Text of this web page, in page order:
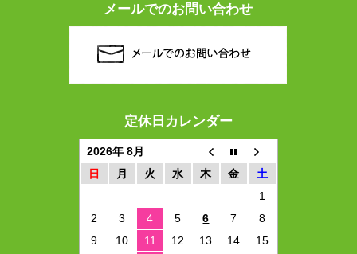
メールでのお問い合わせ
定休日カレンダー
2026年 8月
日
月 火 水 木 金
土
1
2
3 4 5 6 7
8
9
10 11 12 13 14
15